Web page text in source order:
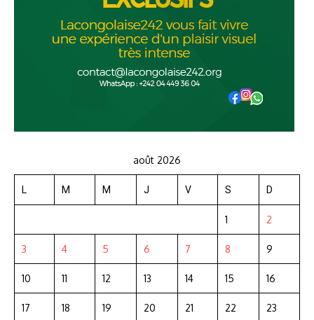
août 2026
L M M J V S D
1 2
3 4 5 6 7 8 9
10 11 12 13 14 15 16
17 18 19 20 21 22 23